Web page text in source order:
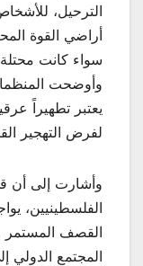
الترحيل،
أراضي القوة
سواء كانت
وأوضحت
يعتبر تطهيراً
لفرض التهجير
وأشارت إلى أن
الفلسطينيين،
القصف المستمر
المجتمع